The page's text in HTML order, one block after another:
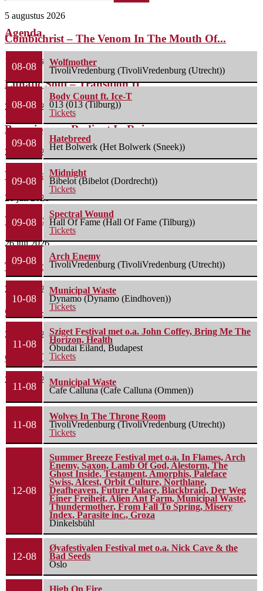
5 augustus 2026
Combichrist – The Venom In The Mouth Of...
1 augustus 2026
Lunatic Soul – Transition II
29 juli 2026
Boneripper – Radiant In Ruin
27 juli 2026
Waterparks – Jinx
26 juli 2026
Wailin’ Storms – The Arsonist
26 juli 2026
The Fifth Alliance – Stenahoria
22 juli 2026
Gallon – A Spell Called Reality
22 juli 2026
Green Carnation – A Dark Poem II: Sanguis
20 juli 2026
Agenda
08-08
Wolfmother
TivoliVredenburg (TivoliVredenburg (Utrecht))
08-08
Body Count ft. Ice-T
013 (013 (Tilburg))
Tickets
09-08
Hatebreed
Het Bolwerk (Het Bolwerk (Sneek))
09-08
Midnight
Bibelot (Bibelot (Dordrecht))
Tickets
09-08
Spectral Wound
Hall Of Fame (Hall Of Fame (Tilburg))
Tickets
09-08
Arch Enemy
TivoliVredenburg (TivoliVredenburg (Utrecht))
10-08
Municipal Waste
Dynamo (Dynamo (Eindhoven))
Tickets
11-08
Sziget Festival met o.a. John Coffey, Bring Me The
Horizon, Health
Óbudai Eiland, Budapest
Tickets
11-08
Municipal Waste
Cafe Calluna (Cafe Calluna (Ommen))
11-08
Wolves In The Throne Room
TivoliVredenburg (TivoliVredenburg (Utrecht))
Tickets
12-08
Summer Breeze Festival met o.a. In Flames, Arch
Enemy, Saxon, Lamb Of God, Alestorm, The
Ghost Inside, Testament, Amorphis, Paleface
Swiss, Alcest, Orbit Culture, Northlane,
Deafheaven, Future Palace, Blackbraid, Der Weg
Einer Freiheit, Alien Ant Farm, Municipal Waste,
Thundermother, From Fall To Spring, Misery
Index, Parasite inc., Groza
Dinkelsbühl
12-08
Øyafestivalen Festival met o.a. Nick Cave & the
Bad Seeds
Oslo